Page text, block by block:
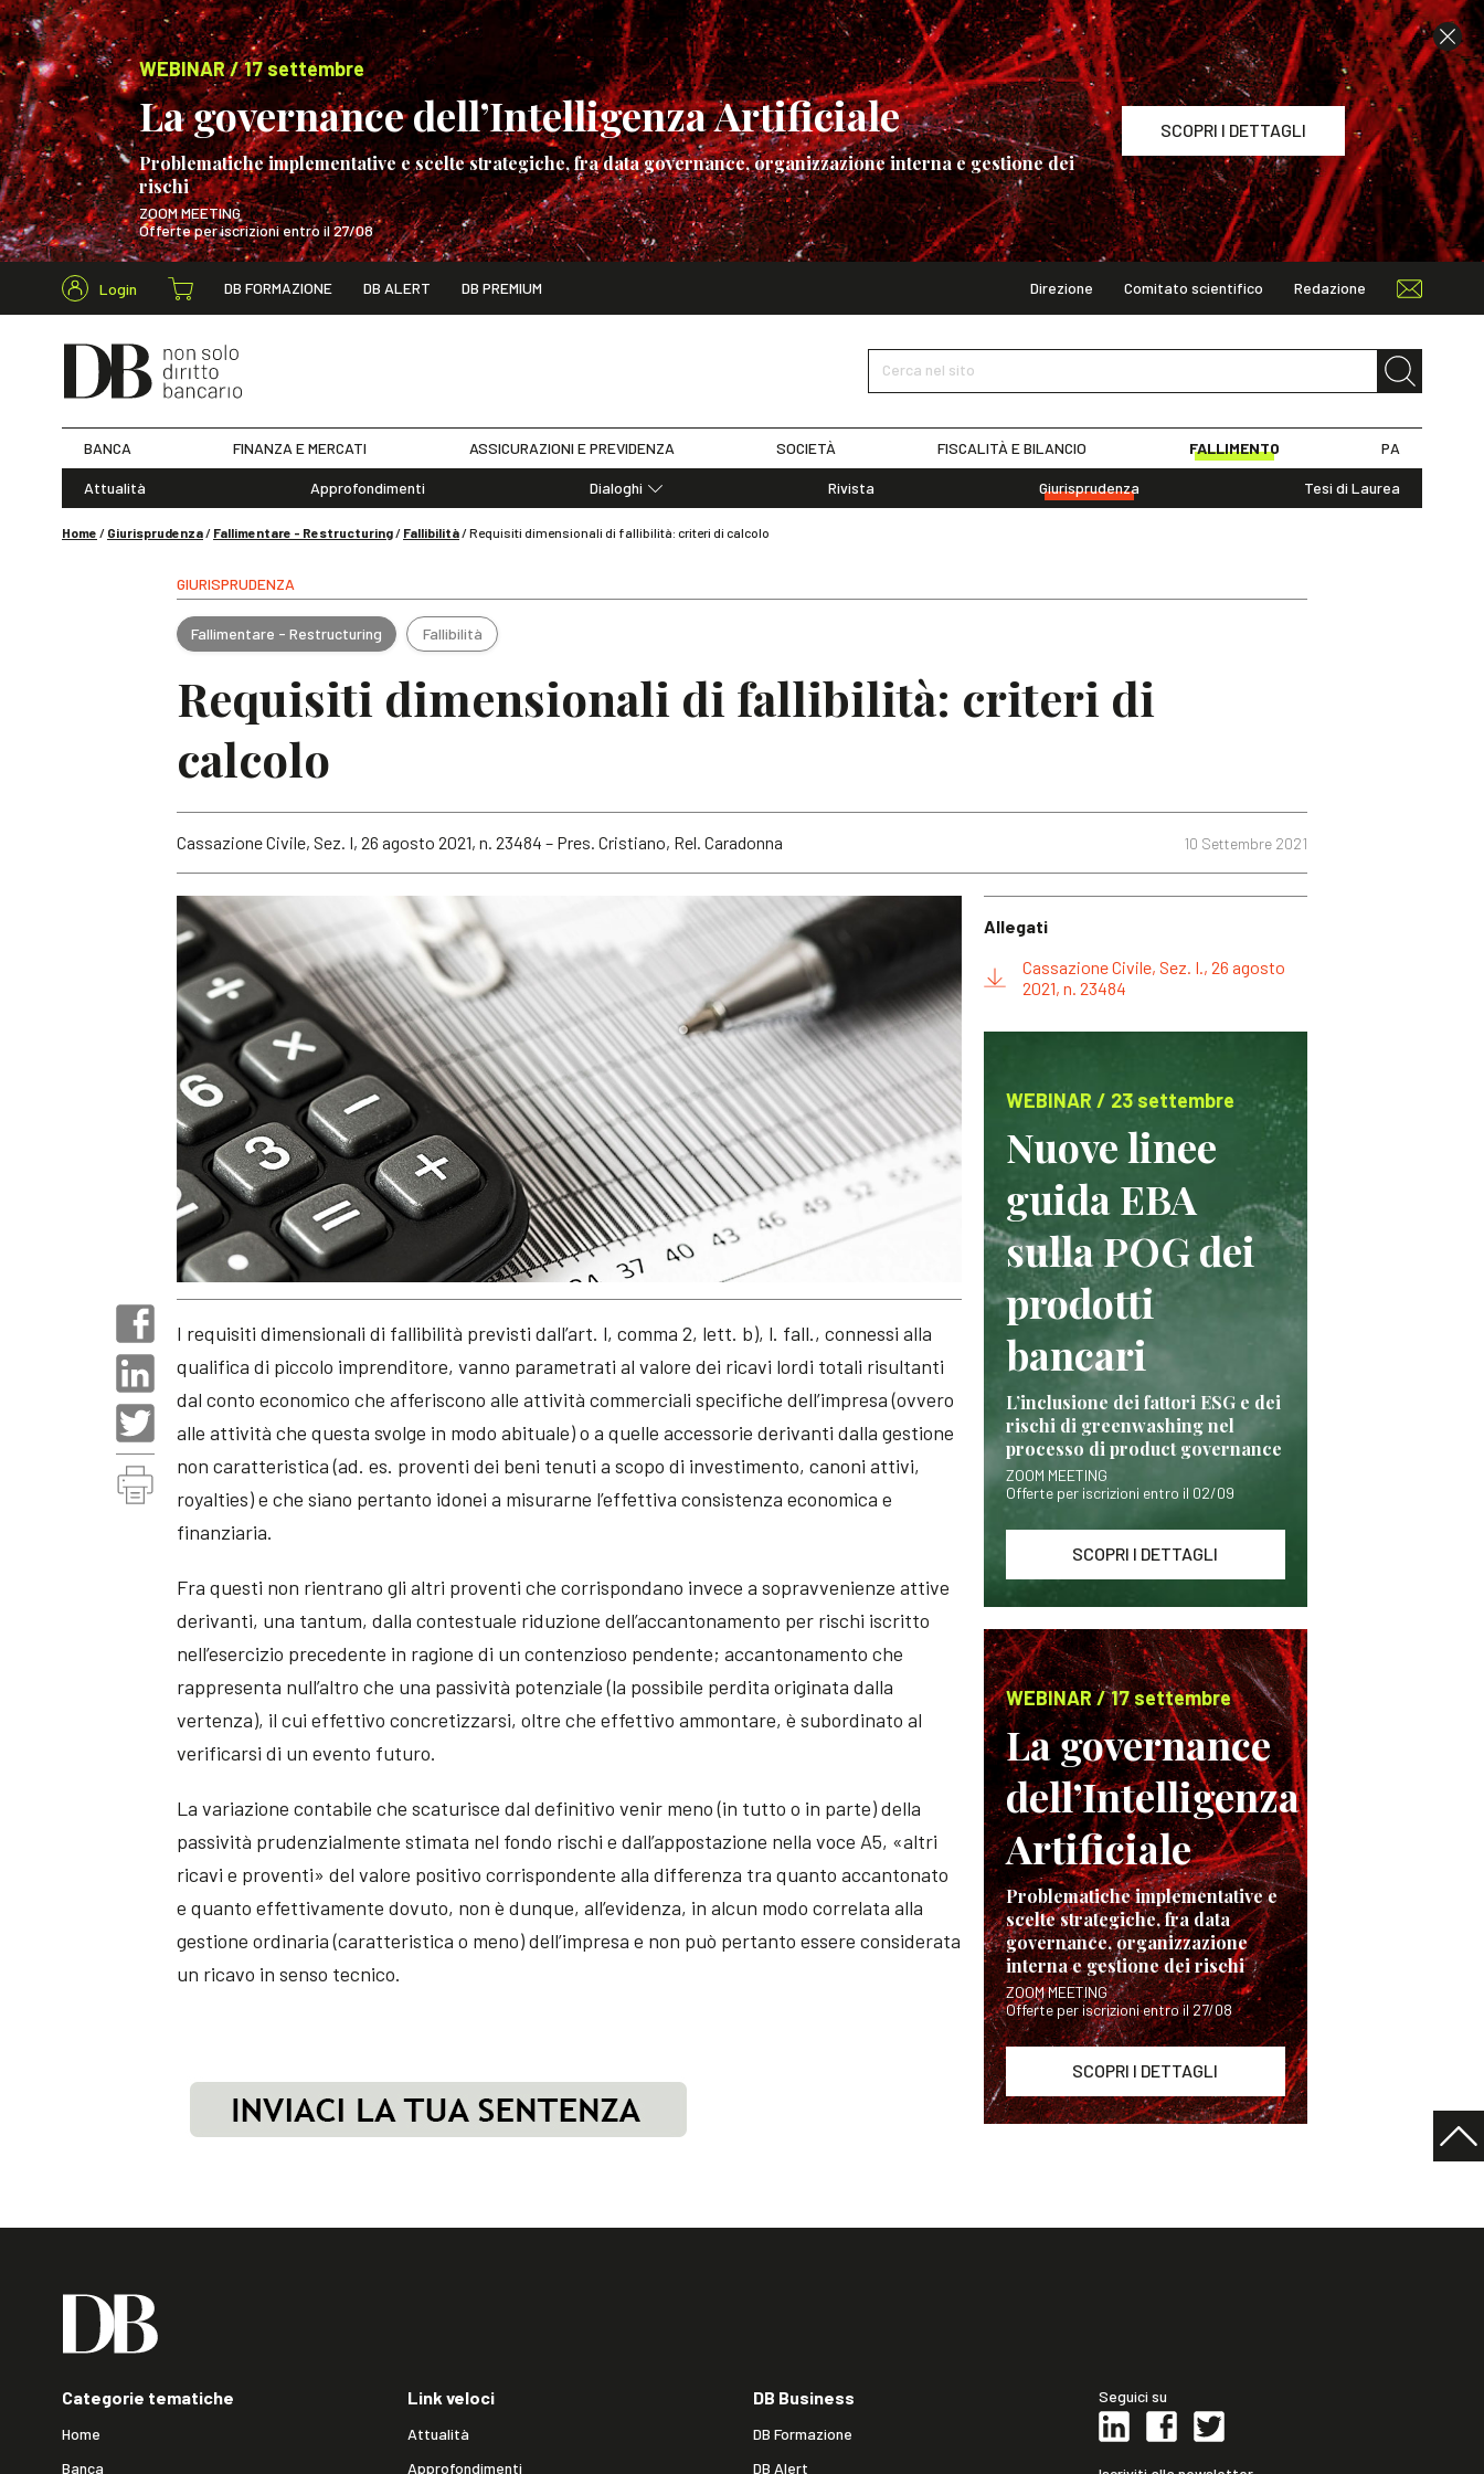
WEBINAR / 17 settembre
La governance dell’Intelligenza Artificiale
Problematiche implementative e scelte strategiche, fra data governance, organizzazione interna e gestione dei
rischi
ZOOM MEETING
Offerte per iscrizioni entro il 27/08
SCOPRI I DETTAGLI
WEBINAR / 17 settembre
Login DB FORMAZIONE DB ALERT DB PREMIUM Direzione Comitato scientifico Redazione
Cerca nel sito
Cerca nel sito
BANCA FINANZA E MERCATI ASSICURAZIONI E PREVIDENZA SOCIETÀ FISCALITÀ E BILANCIO FALLIMENTO PA
Attualità Approfondimenti
Dialoghi
Rivista Giurisprudenza Tesi di Laurea
Home / Giurisprudenza/ Fallimentare - Restructuring/ Fallibilità/Requisiti dimensionali di fallibilità: criteri di calcolo
GIURISPRUDENZA
Fallimentare - Restructuring Fallibilità
Requisiti dimensionali di fallibilità: criteri di
calcolo
10 Settembre 2021
Cassazione Civile, Sez. I, 26 agosto 2021, n. 23484 – Pres. Cristiano, Rel. Caradonna
I requisiti dimensionali di fallibilità previsti dall’art. l, comma 2, lett. b), l. fall., connessi alla
qualifica di piccolo imprenditore, vanno parametrati al valore dei ricavi lordi totali risultanti
dal conto economico che afferiscono alle attività commerciali specifiche dell’impresa (ovvero
alle attività che questa svolge in modo abituale) o a quelle accessorie derivanti dalla gestione
non caratteristica (ad. es. proventi dei beni tenuti a scopo di investimento, canoni attivi,
royalties) e che siano pertanto idonei a misurarne l’effettiva consistenza economica e
finanziaria.
Fra questi non rientrano gli altri proventi che corrispondano invece a sopravvenienze attive
derivanti, una tantum, dalla contestuale riduzione dell’accantonamento per rischi iscritto
nell’esercizio precedente in ragione di un contenzioso pendente; accantonamento che
rappresenta null’altro che una passività potenziale (la possibile perdita originata dalla
vertenza), il cui effettivo concretizzarsi, oltre che effettivo ammontare, è subordinato al
verificarsi di un evento futuro.
La variazione contabile che scaturisce dal definitivo venir meno (in tutto o in parte) della
passività prudenzialmente stimata nel fondo rischi e dall’appostazione nella voce A5, «altri
ricavi e proventi» del valore positivo corrispondente alla differenza tra quanto accantonato
e quanto effettivamente dovuto, non è dunque, all’evidenza, in alcun modo correlata alla
gestione ordinaria (caratteristica o meno) dell’impresa e non può pertanto essere considerata
un ricavo in senso tecnico.
Allegati
Cassazione Civile, Sez. I., 26 agosto
2021, n. 23484
WEBINAR / 23 settembre
Nuove linee
guida EBA
sulla POG dei
prodotti
bancari
L’inclusione dei fattori ESG e dei
rischi di greenwashing nel
processo di product governance
ZOOM MEETING
Offerte per iscrizioni entro il 02/09
SCOPRI I DETTAGLI
WEBINAR / 17 settembre
La governance
dell’Intelligenza
Artificiale
Problematiche implementative e
scelte strategiche, fra data
governance, organizzazione
interna e gestione dei rischi
ZOOM MEETING
Offerte per iscrizioni entro il 27/08
SCOPRI I DETTAGLI
Categorie tematiche
Home
Banca
Link veloci
Attualità
Approfondimenti
DB Business
DB Formazione
DB Alert
Seguici su